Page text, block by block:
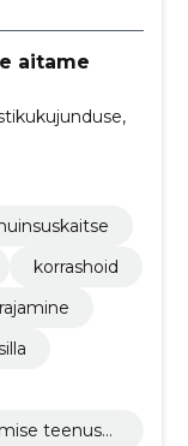
aitame
korrashoid
rajamine
teenuse